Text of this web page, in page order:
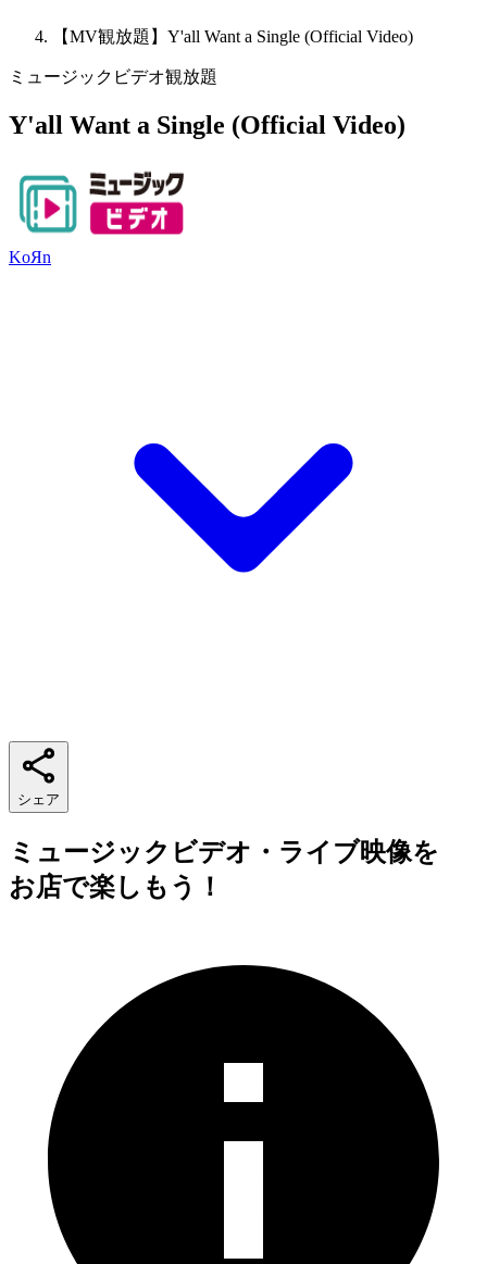
【MV観放題】Y'all Want a Single (Official Video)
ミュージックビデオ観放題
Y'all Want a Single (Official Video)
KoЯn
シェア
ミュージックビデオ・ライブ映像を
お店で楽しもう！